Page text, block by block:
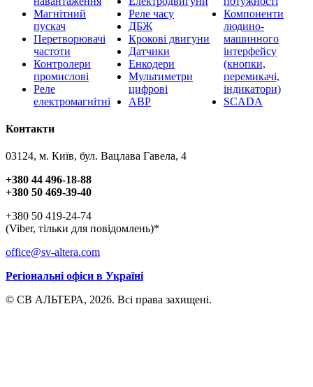
Магнітний
пускач
Перетворювачі
частоти
Контролери
промислові
Реле
електромагнітні
Реле часу
ДБЖ
Крокові двигуни
Датчики
Енкодери
Мультиметри
цифрові
АВР
Компоненти
людино-
машинного
інтерфейсу
(кнопки,
перемикачі,
індикатори)
SCADA
Контакти
03124, м. Київ, бул. Вацлава Гавела, 4
+380 44 496-18-88
+380 50 469-39-40
+380 50 419-24-74
(Viber, тільки для повідомлень)*
office@sv-altera.com
Регіональні офіси в Україні
© СВ АЛЬТЕРА, 2026. Всі права захищені.